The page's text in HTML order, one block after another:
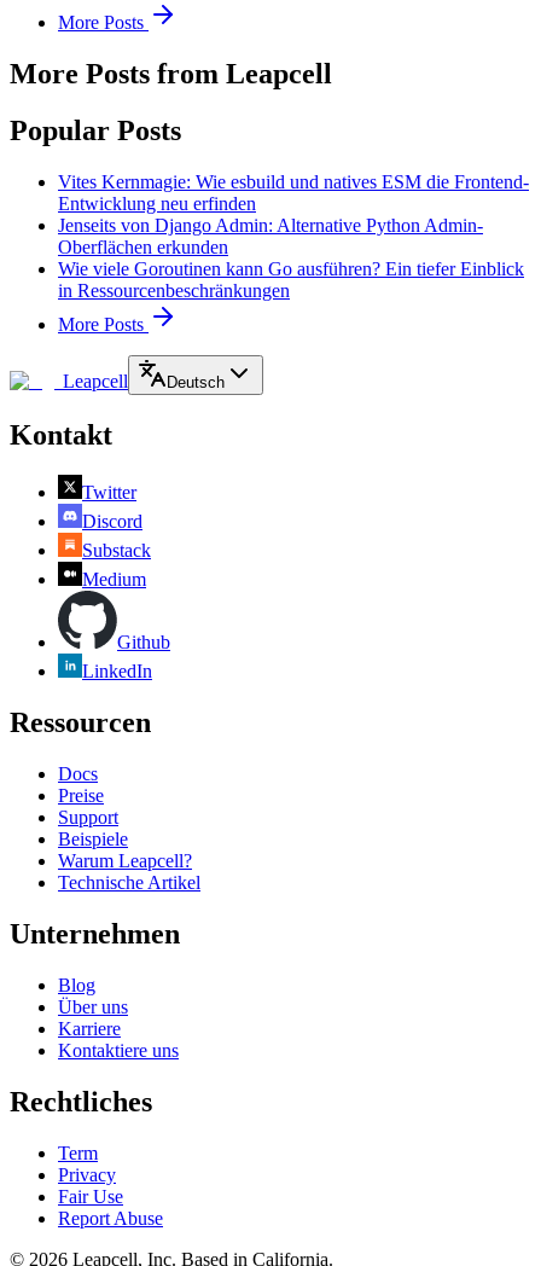
More Posts
More Posts from Leapcell
Popular Posts
Vites Kernmagie: Wie esbuild und natives ESM die Frontend-
Entwicklung neu erfinden
Jenseits von Django Admin: Alternative Python Admin-
Oberflächen erkunden
Wie viele Goroutinen kann Go ausführen? Ein tiefer Einblick
in Ressourcenbeschränkungen
More Posts
Leapcell Deutsch
Kontakt
Twitter
Discord
Substack
Medium
Github
LinkedIn
Ressourcen
Docs
Preise
Support
Beispiele
Warum Leapcell?
Technische Artikel
Unternehmen
Blog
Über uns
Karriere
Kontaktiere uns
Rechtliches
Term
Privacy
Fair Use
Report Abuse
© 2026 Leapcell, Inc. Based in California.